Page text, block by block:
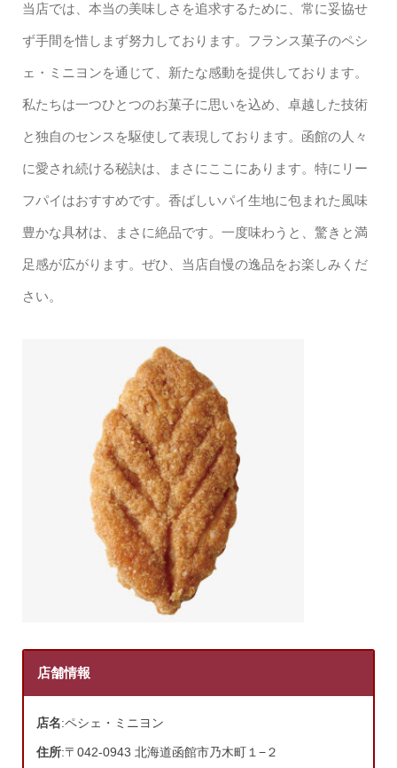
当店では、本当の美味しさを追求するために、常に妥協せ
ず手間を惜しまず努力しております。フランス菓子のペシ
ェ・ミニヨンを通じて、新たな感動を提供しております。
私たちは一つひとつのお菓子に思いを込め、卓越した技術
と独自のセンスを駆使して表現しております。函館の人々
に愛され続ける秘訣は、まさにここにあります。特にリー
フパイはおすすめです。香ばしいパイ生地に包まれた風味
豊かな具材は、まさに絶品です。一度味わうと、驚きと満
足感が広がります。ぜひ、当店自慢の逸品をお楽しみくだ
さい。
店舗情報
店名:ペシェ・ミニヨン
住所:〒042-0943 北海道函館市乃木町１−２